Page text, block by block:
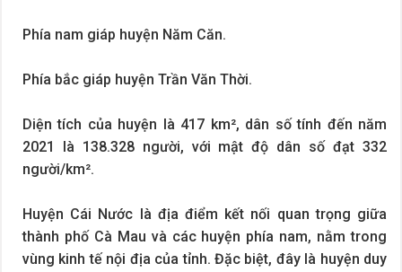
Phía nam giáp huyện Năm Căn.
Phía bắc giáp huyện Trần Văn Thời.
Diện tích của huyện là 417 km², dân số tính đến năm
2021 là 138.328 người, với mật độ dân số đạt 332
người/km².
Huyện Cái Nước là địa điểm kết nối quan trọng giữa
thành phố Cà Mau và các huyện phía nam, nằm trong
vùng kinh tế nội địa của tỉnh. Đặc biệt, đây là huyện duy